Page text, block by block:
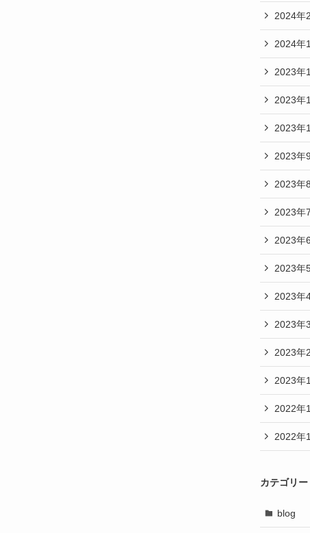
2024年
2024年
2023年
2023年
2023年
2023年
2023年
2023年
2023年
2023年
2023年
2023年
2023年
2023年
2022年
2022年
カテゴリー
blog